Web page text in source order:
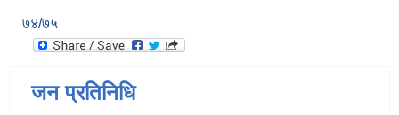
७४/७५
जन प्रतिनिधि